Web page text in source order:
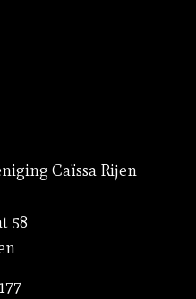
Caïssa Rijen
58